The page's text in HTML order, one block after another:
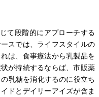
て段階的にアプローチする
スでは、ライフスタイルの
は、食事療法から乳製品を
が持続するならば、市販薬
乳糖を消化するのに役立ち
ドとデイリーアイズが含ま